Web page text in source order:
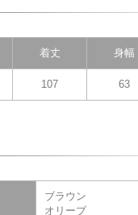
着丈 身幅
107 63
ブラウン
オリーブ